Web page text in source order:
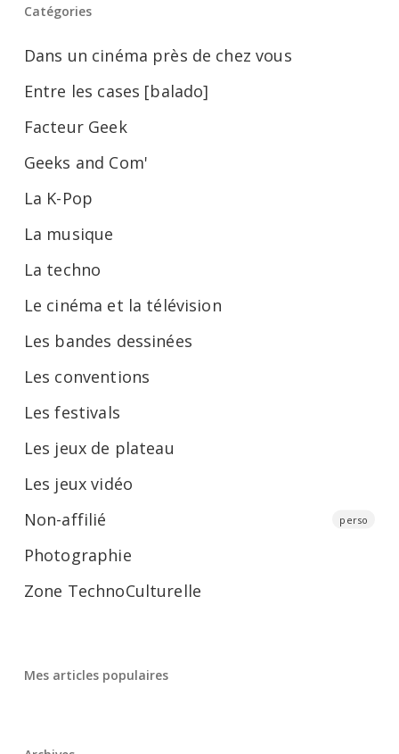
Catégories
Dans un cinéma près de chez vous
Entre les cases [balado]
Facteur Geek
Geeks and Com'
La K-Pop
La musique
La techno
Le cinéma et la télévision
Les bandes dessinées
Les conventions
Les festivals
Les jeux de plateau
Les jeux vidéo
Non-affilié
perso
Photographie
Zone TechnoCulturelle
Mes articles populaires